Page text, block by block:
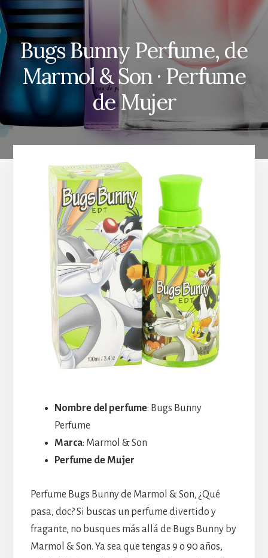
Bugs Bunny Perfume, de
Marmol & Son · Perfume
de Mujer
Nombre del perfume: Bugs Bunny
Perfume
Marca: Marmol & Son
Perfume de Mujer
Perfume Bugs Bunny de Marmol & Son, ¿Qué
pasa, doc? Si buscas un perfume divertido y
fragante, no busques más allá de Bugs Bunny by
Marmol & Son. Ya sea que tengas 9 o 90 años,